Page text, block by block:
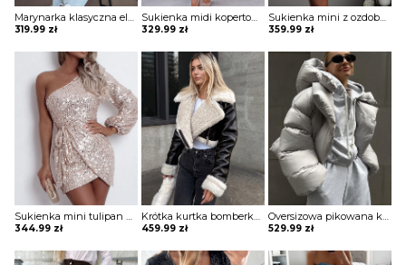
Marynarka klasyczna elegancka Evridiki
319.99 zł
Sukienka midi kopertowa Jonie
329.99 zł
Sukienka mini z ozdobnymi pagonami Rosia
359.99 zł
Sukienka mini tulipan błyszcząca Ciske
344.99 zł
Krótka kurtka bomberka Avie
459.99 zł
Oversizowa pikowana kurtka puchowa z kapturem Thamara
529.99 zł